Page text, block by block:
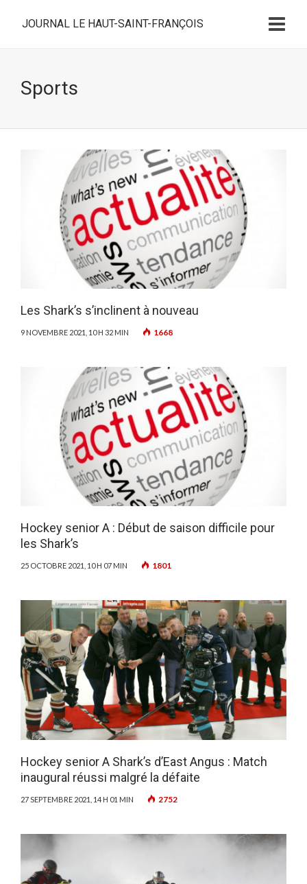
JOURNAL LE HAUT-SAINT-FRANÇOIS
Sports
Les Shark’s s’inclinent à nouveau
9 NOVEMBRE 2021, 10 H 32 MIN 1668
Hockey senior A : Début de saison difficile pour
les Shark’s
25 OCTOBRE 2021, 10 H 07 MIN 1801
Hockey senior A Shark’s d’East Angus : Match
inaugural réussi malgré la défaite
27 SEPTEMBRE 2021, 14 H 01 MIN 2752